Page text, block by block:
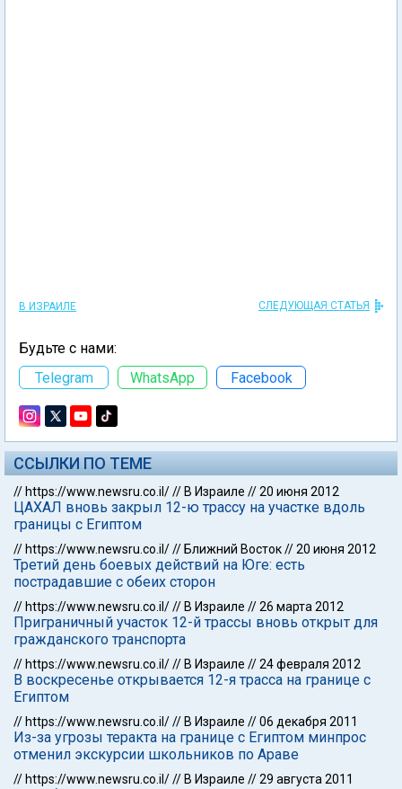
В ИЗРАИЛЕ СЛЕДУЮЩАЯ СТАТЬЯ
Будьте с нами:
Telegram
WhatsApp Facebook
ССЫЛКИ ПО ТЕМЕ
// https://www.newsru.co.il/// В Израиле //20 июня 2012
ЦАХАЛ вновь закрыл 12-ю трассу на участке вдоль
границы с Египтом
// https://www.newsru.co.il/// Ближний Восток//20 июня 2012
Третий день боевых действий на Юге: есть
пострадавшие с обеих сторон
// https://www.newsru.co.il/// В Израиле //26 марта 2012
Приграничный участок 12-й трассы вновь открыт для
гражданского транспорта
// https://www.newsru.co.il/// В Израиле //24 февраля 2012
В воскресенье открывается 12-я трасса на границе с
Египтом
// https://www.newsru.co.il/// В Израиле //06 декабря 2011
Из-за угрозы теракта на границе с Египтом минпрос
отменил экскурсии школьников по Араве
// https://www.newsru.co.il/// В Израиле //29 августа 2011